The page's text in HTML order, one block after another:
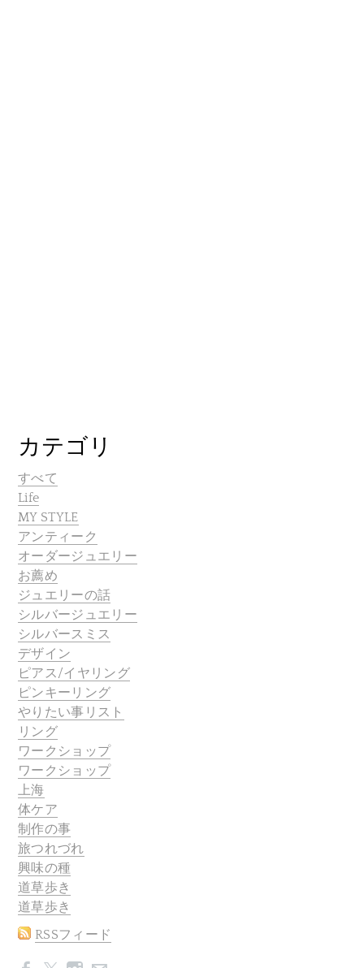
カテゴリ
すべて
Life
MY STYLE
アンティーク
オーダージュエリー
お薦め
ジュエリーの話
シルバージュエリー
シルバースミス
デザイン
ピアス/イヤリング
ピンキーリング
やりたい事リスト
リング
ワークショップ
ワークショップ
上海
体ケア
制作の事
旅つれづれ
興味の種
道草歩き
道草歩き
RSSフィード